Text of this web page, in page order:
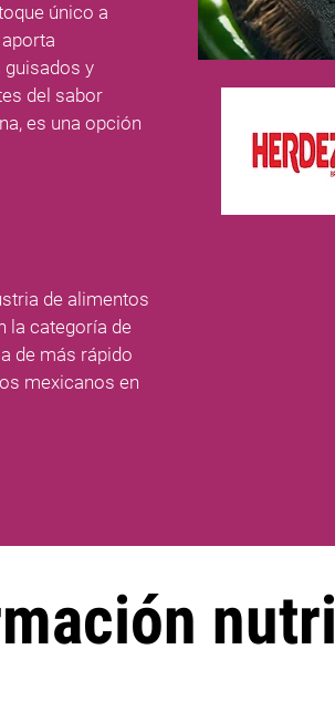
único a
guisados y
del sabor
es una opción
de alimentos
la categoría de
de más rápido
mexicanos en